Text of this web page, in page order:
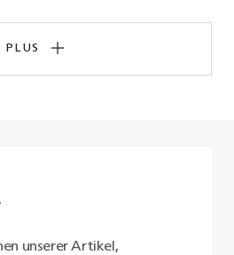
PLUS
unserer Artikel,